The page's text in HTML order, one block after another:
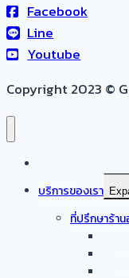
Facebook
Line
Youtube
Copyright 2023 ©
บริการของเรา
ที่ปรึกษาร้าน